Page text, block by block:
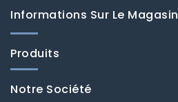
Informations Sur Le Magasin
Produits
Notre Société